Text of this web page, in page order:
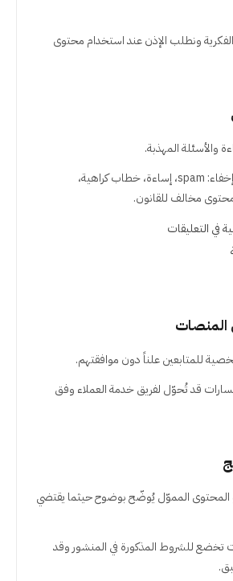
ونطلب الإذن عند استخدام محتوى
والأسئلة المهذبة.
نحتفظ بحق حذف أو إخفاء: spam، إساءة، خطاب كراهية،
مخالف للقانون.
في التعليقات
للمتابعين علناً دون موافقتهم.
قد تُحوّل لفريق خدمة العملاء وفق
المحتوى المموّل يُوضّح بوضوح حيثما يقتضي
للشروط المذكورة في المنشور وقد